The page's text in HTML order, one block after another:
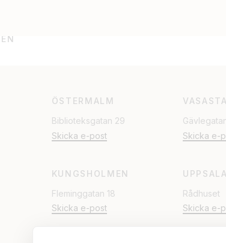
ÖSTERMALM
Biblioteksgatan 29
Skicka e-post
Skicka e-
KUNGSHOLMEN
Fleminggatan 18
Skicka e-post
UPPSALA
Rådhuset
Skicka e-